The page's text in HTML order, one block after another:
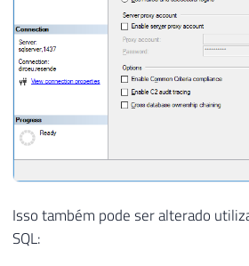
Isso também pode ser alterado
SQL: